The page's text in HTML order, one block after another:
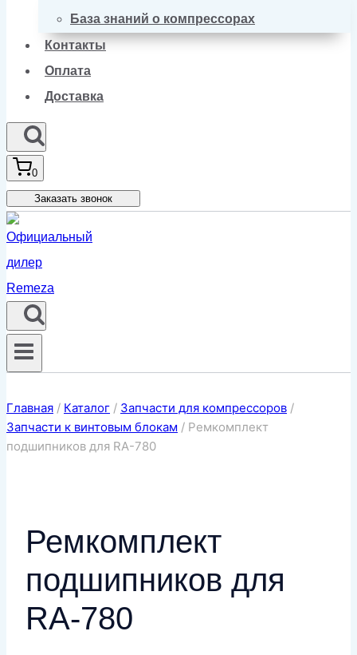
База знаний о компрессорах
Контакты
Оплата
Доставка
0
Заказать звонок
Главная / Каталог / Запчасти для компрессоров /
Запчасти к винтовым блокам / Ремкомплект
подшипников для RA-780
Ремкомплект
подшипников для
RA-780